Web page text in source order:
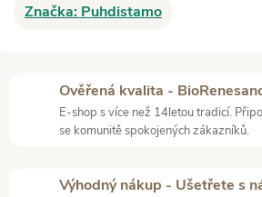
Značka: Puhdistamo
Ověřená kvalita -
E-shop s více než 14letou tradicí.
se komunitě spokojených zákazníků.
Výhodný nákup - Ušetřete s